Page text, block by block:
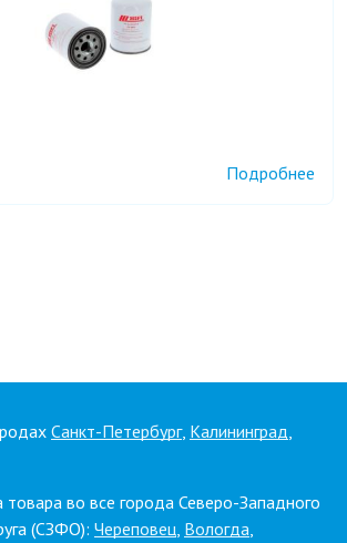
Подробнее
Санкт-Петербург, Калининград,
товара во все города Северо-Западного
(СЗФО): Череповец, Вологда,